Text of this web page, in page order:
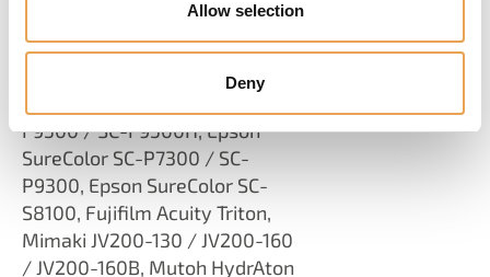
Allow selection
Deny
produzione esistenti.
F9500 / SC-F9500H, Epson
SureColor SC-P7300 / SC-
P9300, Epson SureColor SC-
S8100, Fujifilm Acuity Triton,
Mimaki JV200-130 / JV200-160
/ JV200-160B, Mutoh HydrAton